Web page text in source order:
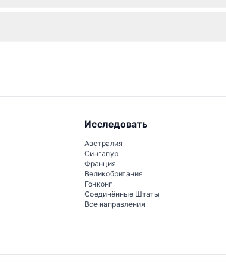
Исследовать
Австралия
Сингапур
Франция
Великобритания
Гонконг
Соединённые Штаты
Все направления